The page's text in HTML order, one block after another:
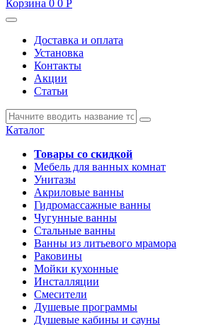
Корзина 0 0 Р
Доставка и оплата
Установка
Контакты
Акции
Статьи
Каталог
Товары со скидкой
Мебель для ванных комнат
Унитазы
Акриловые ванны
Гидромассажные ванны
Чугунные ванны
Стальные ванны
Ванны из литьевого мрамора
Раковины
Мойки кухонные
Инсталляции
Смесители
Душевые программы
Душевые кабины и сауны